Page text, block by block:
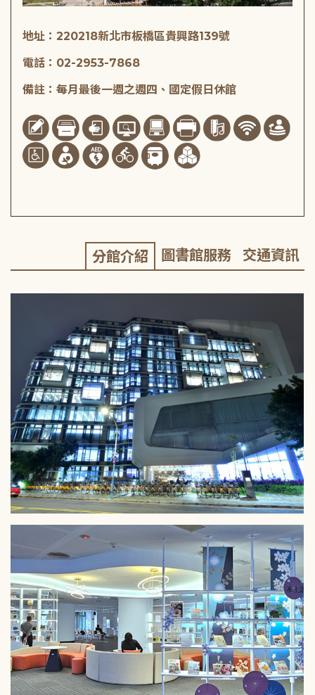
地址：220218新北市板橋區貴興路139號
電話：02-2953-7868
備註：每月最後一週之週四、國定假日休館
分館介紹 圖書館服務 交通資訊